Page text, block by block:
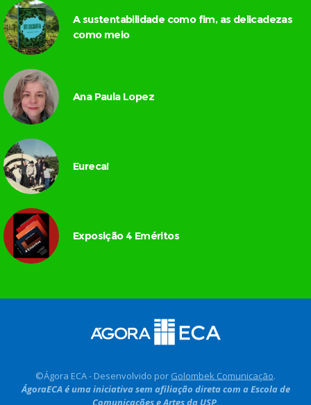
A sustentabilidade como fim, as delicadezas
como meio
Ana Paula Lopez
Eureca!
Exposição 4 Eméritos
©Ágora ECA - Desenvolvido por Golombek Comunicação.
ÁgoraECA é uma iniciativa sem afiliação direta com a Escola de
Comunicações e Artes da USP.